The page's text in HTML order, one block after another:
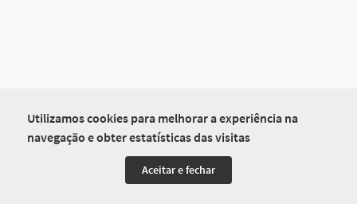
Utilizamos cookies para melhorar a experiência na
navegação e obter estatísticas das visitas
Aceitar e fechar